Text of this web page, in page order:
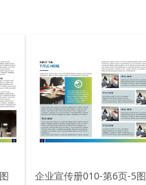
企业宣传册010-第6页-5图